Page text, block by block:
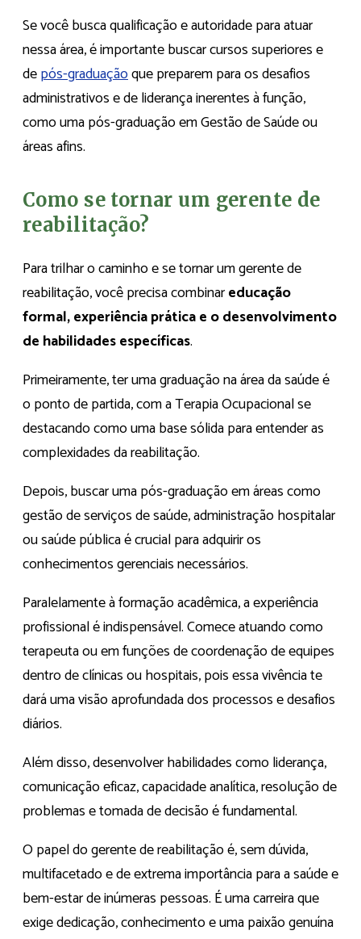
Se você busca qualificação e autoridade para atuar
nessa área, é importante buscar cursos superiores e
depós-graduaçãoque preparem para os desafios
administrativos e de liderança inerentes à função,
como uma pós-graduação em Gestão de Saúde ou
áreas afins.
Como se tornar um gerente de
reabilitação?
Para trilhar o caminho e se tornar um gerente de
reabilitação, você precisa combinareducação
formal, experiência prática e o desenvolvimento
de habilidades específicas.
Primeiramente, ter uma graduação na área da saúde é
o ponto de partida, com a Terapia Ocupacional se
destacando como uma base sólida para entender as
complexidades da reabilitação.
Depois, buscar uma pós-graduação em áreas como
gestão de serviços de saúde, administração hospitalar
ou saúde pública é crucial para adquirir os
conhecimentos gerenciais necessários.
Paralelamente à formação acadêmica, a experiência
profissional é indispensável. Comece atuando como
terapeuta ou em funções de coordenação de equipes
dentro de clínicas ou hospitais, pois essa vivência te
dará uma visão aprofundada dos processos e desafios
diários.
Além disso, desenvolver habilidades como liderança,
comunicação eficaz, capacidade analítica, resolução de
problemas e tomada de decisão é fundamental.
O papel do gerente de reabilitação é, sem dúvida,
multifacetado e de extrema importância para a saúde e
bem-estar de inúmeras pessoas. É uma carreira que
exige dedicação, conhecimento e uma paixão genuína